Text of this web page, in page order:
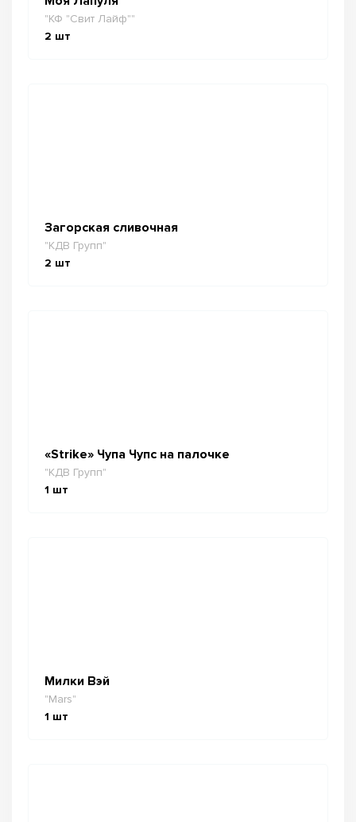
"КФ "Свит Лайф""
2 шт
Загорская сливочная
"КДВ Групп"
2 шт
«Strike» Чупа Чупс на палочке
"КДВ Групп"
1 шт
Милки Вэй
"Mars"
1 шт